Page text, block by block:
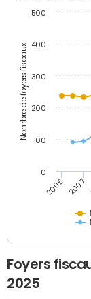
Nombre de foyers fiscaux
2005 2007
0
100
200
300
400
500
Foyers
2025